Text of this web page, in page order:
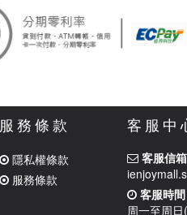
服務條款
隱私權條款
服務條款
客服中
客服信箱
客服時間
周一至周